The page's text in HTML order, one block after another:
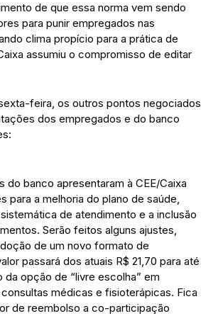
de que essa norma vem sendo
para punir empregados nas
clima propício para a prática de
assumiu o compromisso de editar
feira, os outros pontos negociados
dos empregados e do banco
do banco apresentaram à CEE/Caixa
para a melhoria do plano de saúde,
de atendimento e a inclusão
Serão feitos alguns ajustes,
de um novo formato de
passará dos atuais R$ 21,70 para até
da opção de “livre escolha” em
médicas e fisioterápicas. Fica
de reembolso a co-participação